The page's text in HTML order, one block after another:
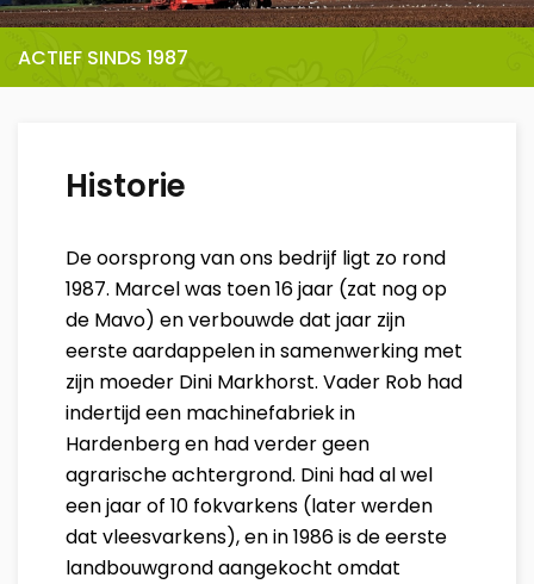
ACTIEF SINDS 1987
Historie
De oorsprong van ons bedrijf ligt zo rond
1987. Marcel was toen 16 jaar (zat nog op
de Mavo) en verbouwde dat jaar zijn
eerste aardappelen in samenwerking met
zijn moeder Dini Markhorst. Vader Rob had
indertijd een machinefabriek in
Hardenberg en had verder geen
agrarische achtergrond. Dini had al wel
een jaar of 10 fokvarkens (later werden
dat vleesvarkens), en in 1986 is de eerste
landbouwgrond aangekocht omdat